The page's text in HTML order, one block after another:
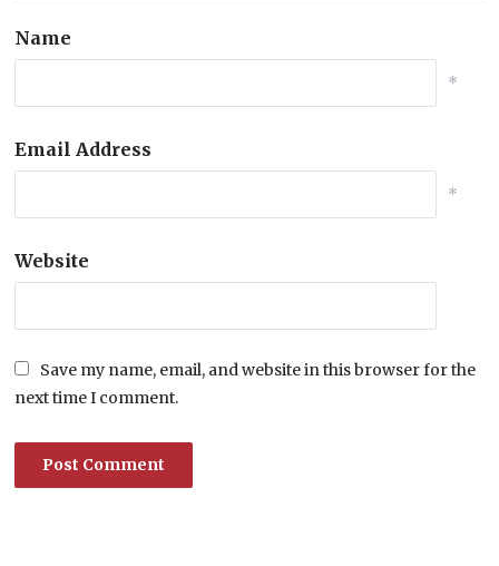
Name
*
Email Address
*
Website
Save my name, email, and website in this browser for the
next time I comment.